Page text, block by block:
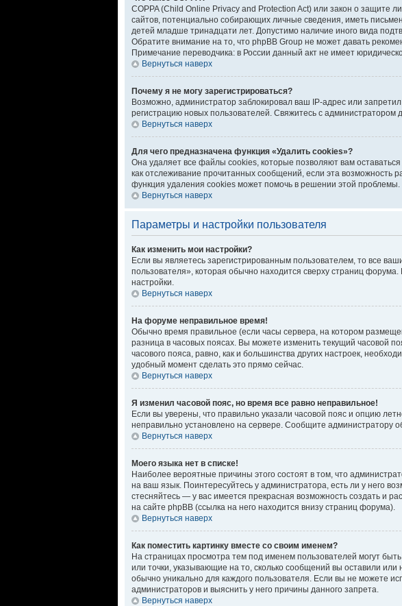
COPPA (Child Online Privacy and Protection Act) или закон о защите
сайтов, потенциально собирающих личные сведения, иметь
детей младше тринадцати лет. Допустимо наличие иного вида
Обратите внимание на то, что phpBB Group не может давать
Примечание переводчика: в России данный акт не имеет
Вернуться наверх
Почему я не могу зарегистрироваться?
Возможно, администратор заблокировал ваш IP-адрес или
регистрацию новых пользователей. Свяжитесь с
Вернуться наверх
Для чего предназначена функция «Удалить cookies»?
Она удаляет все файлы cookies, которые позволяют вам
как отслеживание прочитанных сообщений, если эта
функция удаления cookies может помочь в решении этой проблемы.
Вернуться наверх
Параметры и настройки пользователя
Как изменить мои настройки?
Если вы являетесь зарегистрированным пользователем, то все
пользователя», которая обычно находится сверху страниц
настройки.
Вернуться наверх
На форуме неправильное время!
Обычно время правильное (если часы сервера, на котором
разница в часовых поясах. Вы можете изменить текущий часовой
часового пояса, равно, как и большинства других настроек,
удобный момент сделать это прямо сейчас.
Вернуться наверх
Я изменил часовой пояс, но время все равно неправильное!
Если вы уверены, что правильно указали часовой пояс и опцию
неправильно установлено на сервере. Сообщите администратору
Вернуться наверх
Моего языка нет в списке!
Наиболее вероятные причины этого состоят в том, что
на ваш язык. Поинтересуйтесь у администратора, есть ли у него
стесняйтесь — у вас имеется прекрасная возможность создать и
на сайте phpBB (ссылка на него находится внизу страниц форума).
Вернуться наверх
Как поместить картинку вместе со своим именем?
На страницах просмотра тем под именем пользователей могут
или точки, указывающие на то, сколько сообщений вы оставили
обычно уникально для каждого пользователя. Если вы не можете
администраторов и выяснить у него причины данного запрета.
Вернуться наверх